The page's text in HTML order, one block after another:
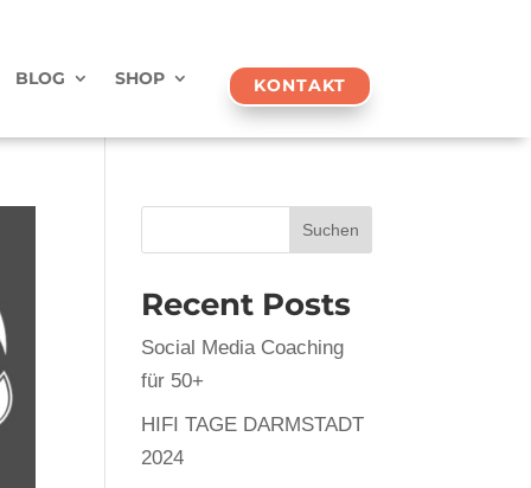
BLOG SHOP KONTAKT
Suchen
Recent Posts
Social Media Coaching
für 50+
HIFI TAGE DARMSTADT
2024